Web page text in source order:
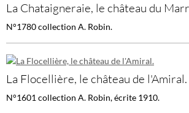
La Chataigneraie, le château du
N°1780 collection A. Robin.
La Flocellière, le château de l'Amiral.
N°1601 collection A. Robin, écrite 1910.